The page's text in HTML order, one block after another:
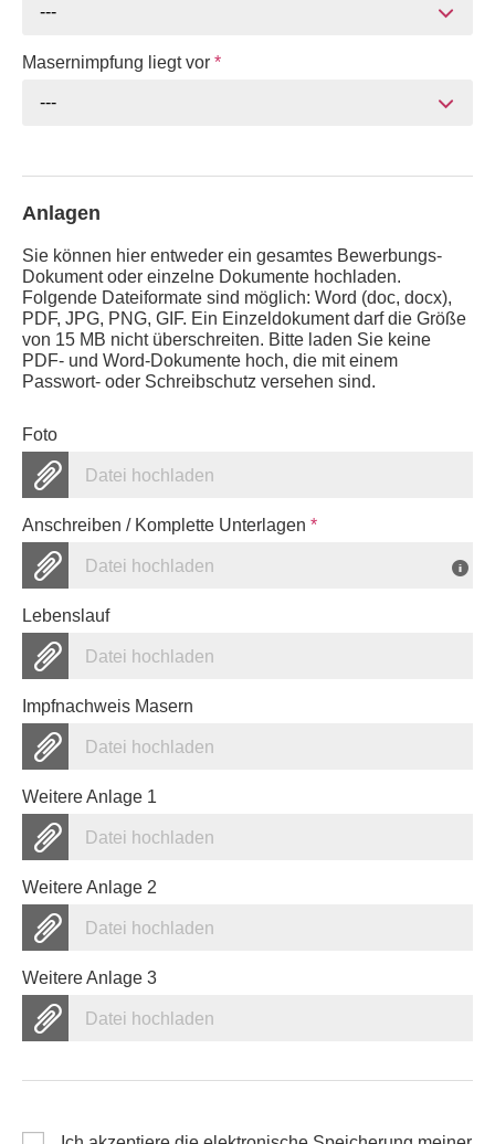
---
Masernimpfung liegt vor *
---
Anlagen
Sie können hier entweder ein gesamtes Bewerbungs-
Dokument oder einzelne Dokumente hochladen.
Folgende Dateiformate sind möglich: Word (doc, docx),
PDF, JPG, PNG, GIF. Ein Einzeldokument darf die Größe
von 15 MB nicht überschreiten. Bitte laden Sie keine
PDF- und Word-Dokumente hoch, die mit einem
Passwort- oder Schreibschutz versehen sind.
Foto
Datei hochladen
Anschreiben / Komplette Unterlagen *
Datei hochladen
Lebenslauf
Datei hochladen
Impfnachweis Masern
Datei hochladen
Weitere Anlage 1
Datei hochladen
Weitere Anlage 2
Datei hochladen
Weitere Anlage 3
Datei hochladen